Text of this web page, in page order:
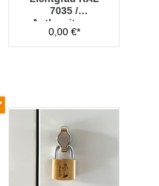
7035 /
Anthrazitgrau
RAL 7016
0,00 €*